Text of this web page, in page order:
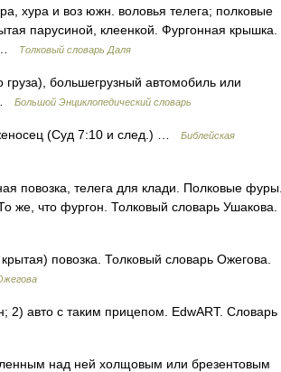
хура и воз южн. воловья телега; полковые
парусиной, клеенкой. Фургонная крышка.
…
Толковый словарь Даля
большегрузный автомобиль или
Большой Энциклопедический словарь
(Суд 7:10 и след.) …
Библейская
телега для клади. Полковые фуры.
же, что фургон. Толковый словарь Ушакова.
повозка. Толковый словарь Ожегова.
авто с таким прицепом. EdwART. Словарь
над ней холщовым или брезентовым